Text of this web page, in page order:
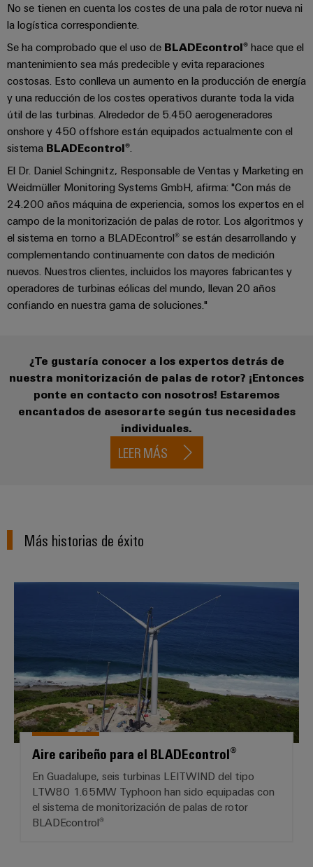
digitales
para
una
movilidad
respetuosa
con
el
en
el
transporte
Transmisión
y
distribución
Estabilidad
y
seguridad
para
las
redes
Tratamiento
de
agua
y
tratamiento
industria
y
Impresoras
Industry
light
Infraestructura
del
armario
de
distribución
Servicio
de
montaje
Guías
Cajas
modificadas
y
adaptadas
personalizado
Application
Centre
práctica para
tu industria.
Nuestras
novedades
para
Industrial
No se tienen en cuenta los costes de una pala de rotor nueva ni
la logística correspondiente.
Se ha comprobado que el uso de BLADEcontrol® hace que el
mantenimiento sea más predecible y evita reparaciones
costosas. Esto conlleva un aumento en la producción de energía
y una reducción de los costes operativos durante toda la vida
útil de las turbinas. Alrededor de 5.450 aerogeneradores
onshore y 450 offshore están equipados actualmente con el
sistema BLADEcontrol®.
El Dr. Daniel Schingnitz, Responsable de Ventas y Marketing en
Weidmüller Monitoring Systems GmbH, afirma: "Con más de
24.200 años máquina de experiencia, somos los expertos en el
campo de la monitorización de palas de rotor. Los algoritmos y
el sistema en torno a BLADEcontrol® se están desarrollando y
complementando continuamente con datos de medición
nuevos. Nuestros clientes, incluidos los mayores fabricantes y
operadores de turbinas eólicas del mundo, llevan 20 años
confiando en nuestra gama de soluciones."
¿Te gustaría conocer a los expertos detrás de
nuestra monitorización de palas de rotor? ¡Entonces
ponte en contacto con nosotros! Estaremos
encantados de asesorarte según tus necesidades
individuales.
LEER MÁS
Más historias de éxito
Aire caribeño para el
Aire caribeño para el BLADEcontrol®
En Guadalupe, seis turbinas LEITWIND del tipo
LTW80 1.65MW Typhoon han sido equipadas con
el sistema de monitorización de palas de rotor
BLADEcontrol®